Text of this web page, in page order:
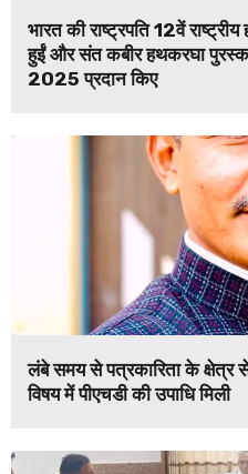
भारत की राष्ट्रपति 12वें
हुईं और संत कबीर हथकरघा
2025 प्रदान किए
लंबे समय से पत्रकारिता के क्षेत्र
विषय में पीएचडी की उपाधि मिली